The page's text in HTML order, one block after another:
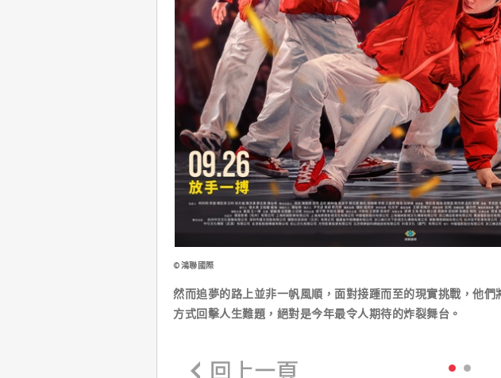
©鴻聯國際
然而追夢的路上並非一帆風順，面對接踵而至的現實挑戰，他
方式回擊人生難題，絕對是今年最令人期待的炸裂舞台。